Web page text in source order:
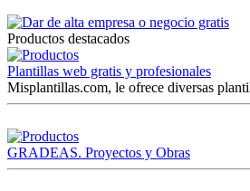
Productos destacados
Plantillas web gratis y profesionales
Misplantillas.com, le ofrece diversas
GRADEAS. Proyectos y Obras